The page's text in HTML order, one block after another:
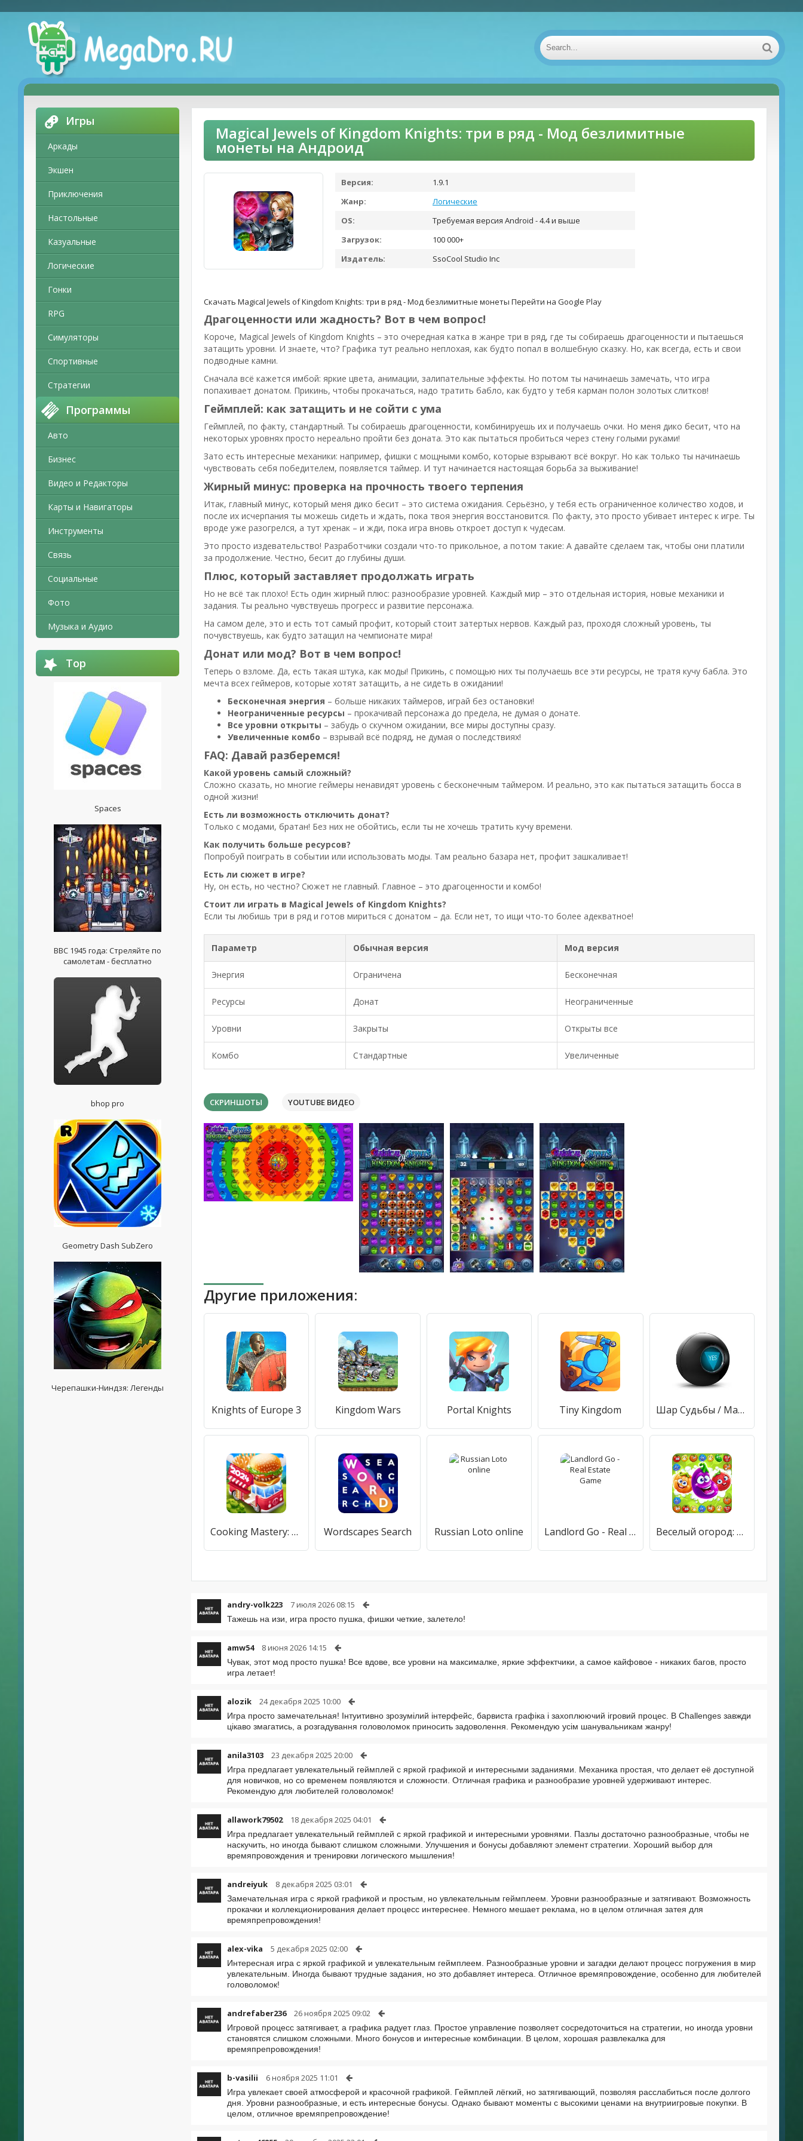
Игры
Аркады
Экшен
Приключения
Настольные
Казуальные
Логические
Гонки
RPG
Симуляторы
Спортивные
Стратегии
Программы
Авто
Бизнес
Видео и Редакторы
Карты и Навигаторы
Инструменты
Связь
Социальные
Фото
Музыка и Аудио
Top
Spaces
ВВС 1945 года: Стреляйте по
самолетам - бесплатно
bhop pro
Geometry Dash SubZero
Черепашки-Ниндзя: Легенды
Magical Jewels of Kingdom Knights: три в ряд - Мод безлимитные
монеты на Андроид
Версия:
1.9.1
Жанр:
Логические
OS:
Требуемая версия Android - 4.4 и выше
Загрузок:
100 000+
Издатель:
SsoCool Studio Inc
Скачать Magical Jewels of Kingdom Knights: три в ряд - Мод безлимитные монеты Перейти на Google Play
Драгоценности или жадность? Вот в чем вопрос!
Короче, Magical Jewels of Kingdom Knights – это очередная катка в жанре три в ряд, где ты собираешь драгоценности и пытаешься
затащить уровни. И знаете, что? Графика тут реально неплохая, как будто попал в волшебную сказку. Но, как всегда, есть и свои
подводные камни.
Сначала всё кажется имбой: яркие цвета, анимации, залипательные эффекты. Но потом ты начинаешь замечать, что игра
попахивает донатом. Прикинь, чтобы прокачаться, надо тратить бабло, как будто у тебя карман полон золотых слитков!
Геймплей: как затащить и не сойти с ума
Геймплей, по факту, стандартный. Ты собираешь драгоценности, комбинируешь их и получаешь очки. Но меня дико бесит, что на
некоторых уровнях просто нереально пройти без доната. Это как пытаться пробиться через стену голыми руками!
Зато есть интересные механики: например, фишки с мощными комбо, которые взрывают всё вокруг. Но как только ты начинаешь
чувствовать себя победителем, появляется таймер. И тут начинается настоящая борьба за выживание!
Жирный минус: проверка на прочность твоего терпения
Итак, главный минус, который меня дико бесит – это система ожидания. Серьёзно, у тебя есть ограниченное количество ходов, и
после их исчерпания ты можешь сидеть и ждать, пока твоя энергия восстановится. По факту, это просто убивает интерес к игре. Ты
вроде уже разогрелся, а тут хренак – и жди, пока игра вновь откроет доступ к чудесам.
Это просто издевательство! Разработчики создали что-то прикольное, а потом такие: А давайте сделаем так, чтобы они платили
за продолжение. Честно, бесит до глубины души.
Плюс, который заставляет продолжать играть
Но не всё так плохо! Есть один жирный плюс: разнообразие уровней. Каждый мир – это отдельная история, новые механики и
задания. Ты реально чувствуешь прогресс и развитие персонажа.
На самом деле, это и есть тот самый профит, который стоит затертых нервов. Каждый раз, проходя сложный уровень, ты
почувствуешь, как будто затащил на чемпионате мира!
Донат или мод? Вот в чем вопрос!
Теперь о взломе. Да, есть такая штука, как моды! Прикинь, с помощью них ты получаешь все эти ресурсы, не тратя кучу бабла. Это
мечта всех геймеров, которые хотят затащить, а не сидеть в ожидании!
Бесконечная энергия – больше никаких таймеров, играй без остановки!
Неограниченные ресурсы – прокачивай персонажа до предела, не думая о донате.
Все уровни открыты – забудь о скучном ожидании, все миры доступны сразу.
Увеличенные комбо – взрывай всё подряд, не думая о последствиях!
FAQ: Давай разберемся!
Какой уровень самый сложный?
Сложно сказать, но многие геймеры ненавидят уровень с бесконечным таймером. И реально, это как пытаться затащить босса в
одной жизни!
Есть ли возможность отключить донат?
Только с модами, братан! Без них не обойтись, если ты не хочешь тратить кучу времени.
Как получить больше ресурсов?
Попробуй поиграть в событии или использовать моды. Там реально базара нет, профит зашкаливает!
Есть ли сюжет в игре?
Ну, он есть, но честно? Сюжет не главный. Главное – это драгоценности и комбо!
Стоит ли играть в Magical Jewels of Kingdom Knights?
Если ты любишь три в ряд и готов мириться с донатом – да. Если нет, то ищи что-то более адекватное!
Параметр Обычная версия Мод версия
Энергия Ограничена Бесконечная
Ресурсы Донат Неограниченные
Уровни Закрыты Открыты все
Комбо Стандартные Увеличенные
СКРИНШОТЫ YOUTUBE ВИДЕО
Другие приложения:
Knights of Europe 3 Kingdom Wars Portal Knights Tiny Kingdom Шар Судьбы / Magic Ball / Magical Ball
Cooking Mastery: Kitchen games Wordscapes Search Russian Loto online Landlord Go - Real Estate Game Веселый огород: три в ряд
andry-volk223 7 июля 2026 08:15
Тажешь на изи, игра просто пушка, фишки четкие, залетело!
amw54 8 июня 2026 14:15
Чувак, этот мод просто пушка! Все вдове, все уровни на максималке, яркие эффектчики, а самое кайфовое - никаких багов, просто
игра летает!
alozik 24 декабря 2025 10:00
Игра просто замечательная! Інтуитивно зрозумілий інтерфейс, барвиста графіка і захоплюючий ігровий процес. В Challenges завжди
цікаво змагатись, а розгадування головоломок приносить задоволення. Рекомендую усім шанувальникам жанру!
anila3103 23 декабря 2025 20:00
Игра предлагает увлекательный геймплей с яркой графикой и интересными заданиями. Механика простая, что делает её доступной
для новичков, но со временем появляются и сложности. Отличная графика и разнообразие уровней удерживают интерес.
Рекомендую для любителей головоломок!
allawork79502 18 декабря 2025 04:01
Игра предлагает увлекательный геймплей с яркой графикой и интересными уровнями. Пазлы достаточно разнообразные, чтобы не
наскучить, но иногда бывают слишком сложными. Улучшения и бонусы добавляют элемент стратегии. Хороший выбор для
времяпровождения и тренировки логического мышления!
andreiyuk 8 декабря 2025 03:01
Замечательная игра с яркой графикой и простым, но увлекательным геймплеем. Уровни разнообразные и затягивают. Возможность
прокачки и коллекционирования делает процесс интереснее. Немного мешает реклама, но в целом отличная затея для
времяпрепровождения!
alex-vika 5 декабря 2025 02:00
Интересная игра с яркой графикой и увлекательным геймплеем. Разнообразные уровни и загадки делают процесс погружения в мир
увлекательным. Иногда бывают трудные задания, но это добавляет интереса. Отличное времяпровождение, особенно для любителей
головоломок!
andrefaber236 26 ноября 2025 09:02
Игровой процесс затягивает, а графика радует глаз. Простое управление позволяет сосредоточиться на стратегии, но иногда уровни
становятся слишком сложными. Много бонусов и интересные комбинации. В целом, хорошая развлекалка для
времяпрепровождения!
b-vasilii 6 ноября 2025 11:01
Игра увлекает своей атмосферой и красочной графикой. Геймплей лёгкий, но затягивающий, позволяя расслабиться после долгого
дня. Уровни разнообразные, и есть интересные бонусы. Однако бывают моменты с высокими ценами на внутриигровые покупки. В
целом, отличное времяпрепровождение!